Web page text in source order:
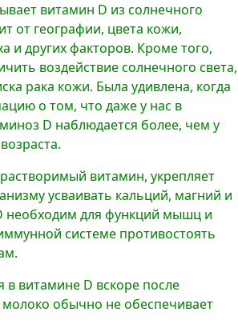
витамин D из солнечного
от географии, цвета кожи,
и других факторов. Кроме того,
воздействие солнечного света,
рака кожи. Была удивлена, когда
о том, что даже у нас в
D наблюдается более, чем у
витамин, укрепляет
усваивать кальций, магний и
необходим для функций мышц и
системе противостоять
в витамине D вскоре после
обычно не обеспечивает